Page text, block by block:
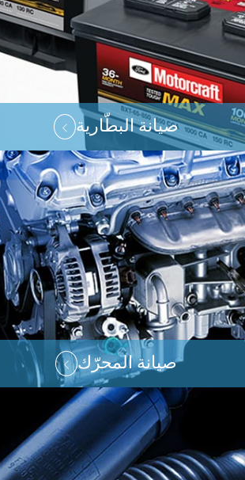
صيانة البطّارية
صيانة المحرّك